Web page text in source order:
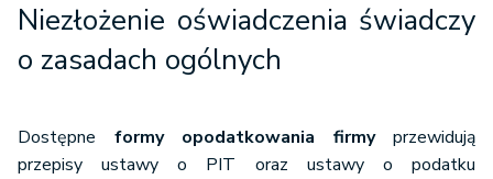
Niezłożenie oświadczenia świadczy
o zasadach ogólnych
Dostępne formy opodatkowania firmyprzewidują
przepisy ustawy o PIT oraz ustawy o podatku